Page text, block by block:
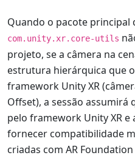
Quando o pacote principal
com.unity.xr.core-utils
projeto, se a câmera na
estrutura hierárquica que
framework Unity XR
Offset), a sessão
pelo framework Unity XR
fornecer compatibilidade
criadas com AR